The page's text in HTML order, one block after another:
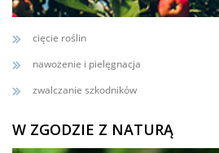
cięcie roślin
nawożenie i pielęgnacja
zwalczanie szkodników
W ZGODZIE Z NATURĄ